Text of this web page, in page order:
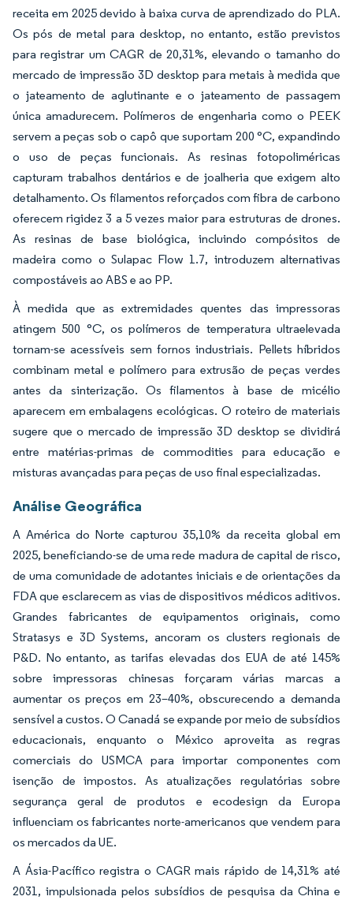
receita em 2025 devido à baixa curva de aprendizado do PLA.
Os pós de metal para desktop, no entanto, estão previstos
para registrar um CAGR de 20,31%, elevando o tamanho do
mercado de impressão 3D desktop para metais à medida que
o jateamento de aglutinante e o jateamento de passagem
única amadurecem. Polímeros de engenharia como o PEEK
servem a peças sob o capô que suportam 200 °C, expandindo
o uso de peças funcionais. As resinas fotopoliméricas
capturam trabalhos dentários e de joalheria que exigem alto
detalhamento. Os filamentos reforçados com fibra de carbono
oferecem rigidez 3 a 5 vezes maior para estruturas de drones.
As resinas de base biológica, incluindo compósitos de
madeira como o Sulapac Flow 1.7, introduzem alternativas
compostáveis ao ABS e ao PP.
À medida que as extremidades quentes das impressoras
atingem 500 °C, os polímeros de temperatura ultraelevada
tornam-se acessíveis sem fornos industriais. Pellets híbridos
combinam metal e polímero para extrusão de peças verdes
antes da sinterização. Os filamentos à base de micélio
aparecem em embalagens ecológicas. O roteiro de materiais
sugere que o mercado de impressão 3D desktop se dividirá
entre matérias-primas de commodities para educação e
misturas avançadas para peças de uso final especializadas.
Análise Geográfica
A América do Norte capturou 35,10% da receita global em
2025, beneficiando-se de uma rede madura de capital de risco,
de uma comunidade de adotantes iniciais e de orientações da
FDA que esclarecem as vias de dispositivos médicos aditivos.
Grandes fabricantes de equipamentos originais, como
Stratasys e 3D Systems, ancoram os clusters regionais de
P&D. No entanto, as tarifas elevadas dos EUA de até 145%
sobre impressoras chinesas forçaram várias marcas a
aumentar os preços em 23–40%, obscurecendo a demanda
sensível a custos. O Canadá se expande por meio de subsídios
educacionais, enquanto o México aproveita as regras
comerciais do USMCA para importar componentes com
isenção de impostos. As atualizações regulatórias sobre
segurança geral de produtos e ecodesign da Europa
influenciam os fabricantes norte-americanos que vendem para
os mercados da UE.
A Ásia-Pacífico registra o CAGR mais rápido de 14,31% até
2031, impulsionada pelos subsídios de pesquisa da China e